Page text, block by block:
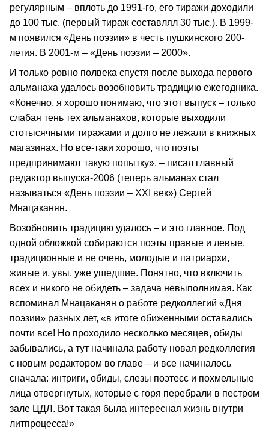
регулярным – вплоть до 1991-го, его тиражи доходили
до 100 тыс. (первый тираж составлял 30 тыс.). В 1999-
м появился «День поэзии» в честь пушкинского 200-
летия. В 2001-м – «День поэзии – 2000».
И только ровно полвека спустя после выхода первого
альманаха удалось возобновить традицию ежегодника.
«Конечно, я хорошо понимаю, что этот выпуск – только
слабая тень тех альманахов, которые выходили
стотысячными тиражами и долго не лежали в книжных
магазинах. Но все-таки хорошо, что поэты
предпринимают такую попытку», – писал главный
редактор выпуска-2006 (теперь альманах стал
называться «День поэзии – XXI век») Сергей
Мнацаканян.
Возобновить традицию удалось – и это главное. Под
одной обложкой собираются поэты правые и левые,
традиционные и не очень, молодые и патриархи,
живые и, увы, уже ушедшие. Понятно, что включить
всех и никого не обидеть – задача невыполнимая. Как
вспоминал Мнацаканян о работе редколлегий «Дня
поэзии» разных лет, «в итоге обиженными оставались
почти все! Но проходило несколько месяцев, обиды
забывались, а тут начинала работу новая редколлегия
с новым редактором во главе – и все начиналось
сначала: интриги, обиды, слезы поэтесс и похмельные
лица отвергнутых, которые с горя перебрали в пестром
зале ЦДЛ. Вот такая была интересная жизнь внутри
литпроцесса!»